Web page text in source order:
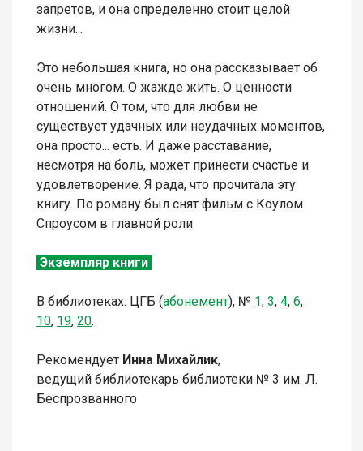
запретов, и она определенно стоит целой
жизни...
Это небольшая книга, но она рассказывает об
очень многом. О жажде жить. О ценности
отношений. О том, что для любви не
существует удачных или неудачных моментов,
она просто... есть. И даже расставание,
несмотря на боль, может принести счастье и
удовлетворение. Я рада, что прочитала эту
книгу. По роману был снят фильм с Коулом
Спроусом в главной роли.
Экземпляр книги
В библиотеках: ЦГБ (абонемент), № 1, 3, 4, 6,
10, 19, 20.
Рекомендует Инна Михайлик,
ведущий библиотекарь библиотеки № 3 им. Л.
Беспрозванного